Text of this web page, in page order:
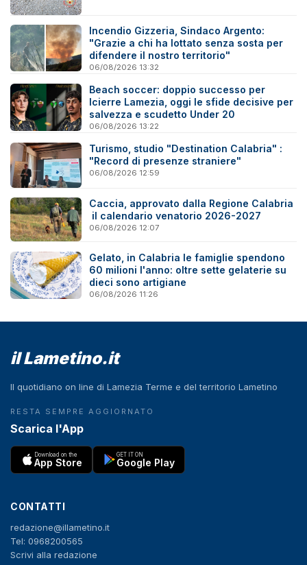
Incendio Gizzeria, Sindaco Argento:
"Grazie a chi ha lottato senza sosta per
difendere il nostro territorio"
06/08/2026 13:32
Beach soccer: doppio successo per
Icierre Lamezia, oggi le sfide decisive per
salvezza e scudetto Under 20
06/08/2026 13:22
Turismo, studio "Destination Calabria" :
"Record di presenze straniere"
06/08/2026 12:59
Caccia, approvato dalla Regione Calabria
il calendario venatorio 2026-2027
06/08/2026 12:07
Gelato, in Calabria le famiglie spendono
60 milioni l'anno: oltre sette gelaterie su
dieci sono artigiane
06/08/2026 11:26
il Lametino.it
Il quotidiano on line di Lamezia Terme e del territorio Lametino
RESTA SEMPRE AGGIORNATO
Scarica l'App
Download on the
App Store
GET IT ON
Google Play
CONTATTI
redazione@illametino.it
Tel: 0968200565
Scrivi alla redazione